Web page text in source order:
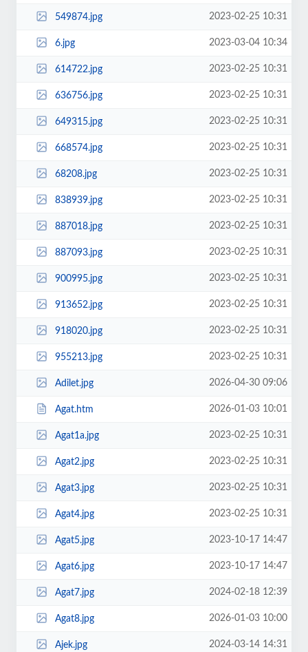
549874.jpg 2023-02-25 10:31
6.jpg 2023-03-04 10:34
614722.jpg 2023-02-25 10:31
636756.jpg 2023-02-25 10:31
649315.jpg 2023-02-25 10:31
668574.jpg 2023-02-25 10:31
68208.jpg 2023-02-25 10:31
838939.jpg 2023-02-25 10:31
887018.jpg 2023-02-25 10:31
887093.jpg 2023-02-25 10:31
900995.jpg 2023-02-25 10:31
913652.jpg 2023-02-25 10:31
918020.jpg 2023-02-25 10:31
955213.jpg 2023-02-25 10:31
Adilet.jpg 2026-04-30 09:06
Agat.htm 2026-01-03 10:01
Agat1a.jpg 2023-02-25 10:31
Agat2.jpg 2023-02-25 10:31
Agat3.jpg 2023-02-25 10:31
Agat4.jpg 2023-02-25 10:31
Agat5.jpg 2023-10-17 14:47
Agat6.jpg 2023-10-17 14:47
Agat7.jpg 2024-02-18 12:39
Agat8.jpg 2026-01-03 10:00
Ajek.jpg 2024-03-14 14:31